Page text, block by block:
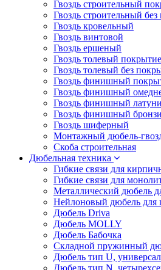
Гвоздь строительный
Гвоздь строительный
Гвоздь кровельный
Гвоздь винтовой
Гвоздь ершеный
Гвоздь толевый
Гвоздь толевый без
Гвоздь финишный
Гвоздь финишный
Гвоздь финишный
Гвоздь финишный
Гвоздь шиферный
Монтажный дюбель-
Скоба строительная
Дюбельная техника
Гибкие связи для
Гибкие связи для
Металлический дюбель
Нейлоновый дюбель для
Дюбель Driva
Дюбель MOLLY
Дюбель Бабочка
Складной пружинный
Дюбель тип U,
Дюбель тип N,